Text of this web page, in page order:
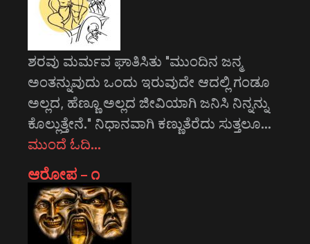
ಶರವು ಮರ್ಮವ ಘಾತಿಸಿತು "ಮುಂದಿನ ಜನ್ಮ
ಅಂತನ್ನುವುದು ಒಂದು ಇರುವುದೇ ಆದಲ್ಲಿ ಗಂಡೂ
ಅಲ್ಲದ, ಹೆಣ್ಣೂ ಅಲ್ಲದ ಜೀವಿಯಾಗಿ ಜನಿಸಿ ನಿನ್ನನ್ನು
ಕೊಲ್ಲುತ್ತೇನೆ." ನಿಧಾನವಾಗಿ ಕಣ್ಣುತೆರೆದು ಸುತ್ತಲೂ…
ಮುಂದೆ ಓದಿ…
ಆರೋಪ – ೧